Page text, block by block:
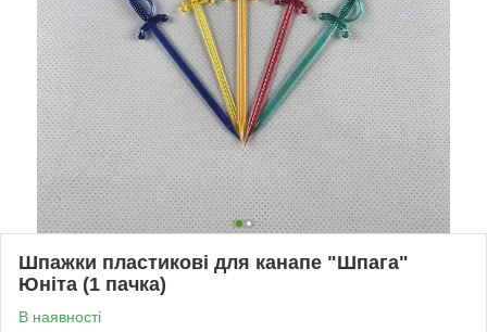
Шпажки пластикові для канапе "Шпага"
Юніта (1 пачка)
В наявності